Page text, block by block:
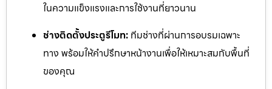
ในความแข็งแรงและการใช้งานที่ยาวนาน
ช่างติดตั้งประตูรีโมท: ทีมช่างที่ผ่านการอบรมเฉพาะ
ทาง พร้อมให้คำปรึกษาหน้างานเพื่อให้เหมาะสมกับพื้นที่
ของคุณ